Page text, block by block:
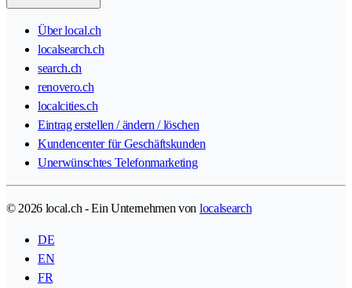
Über local.ch
localsearch.ch
search.ch
renovero.ch
localcities.ch
Eintrag erstellen / ändern / löschen
Kundencenter für Geschäftskunden
Unerwünschtes Telefonmarketing
© 2026 local.ch - Ein Unternehmen von localsearch
DE
EN
FR